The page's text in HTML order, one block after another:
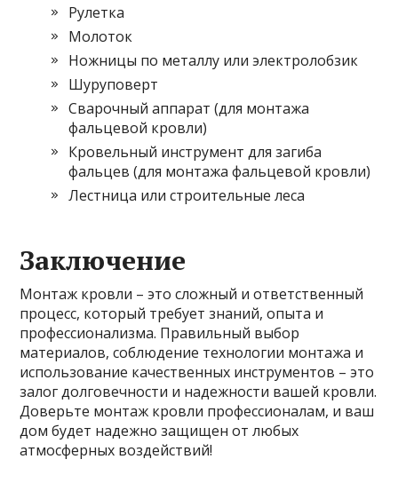
Рулетка
Молоток
Ножницы по металлу или электролобзик
Шуруповерт
Сварочный аппарат (для монтажа
фальцевой кровли)
Кровельный инструмент для загиба
фальцев (для монтажа фальцевой кровли)
Лестница или строительные леса
Заключение
Монтаж кровли – это сложный и ответственный
процесс, который требует знаний, опыта и
профессионализма. Правильный выбор
материалов, соблюдение технологии монтажа и
использование качественных инструментов – это
залог долговечности и надежности вашей кровли.
Доверьте монтаж кровли профессионалам, и ваш
дом будет надежно защищен от любых
атмосферных воздействий!